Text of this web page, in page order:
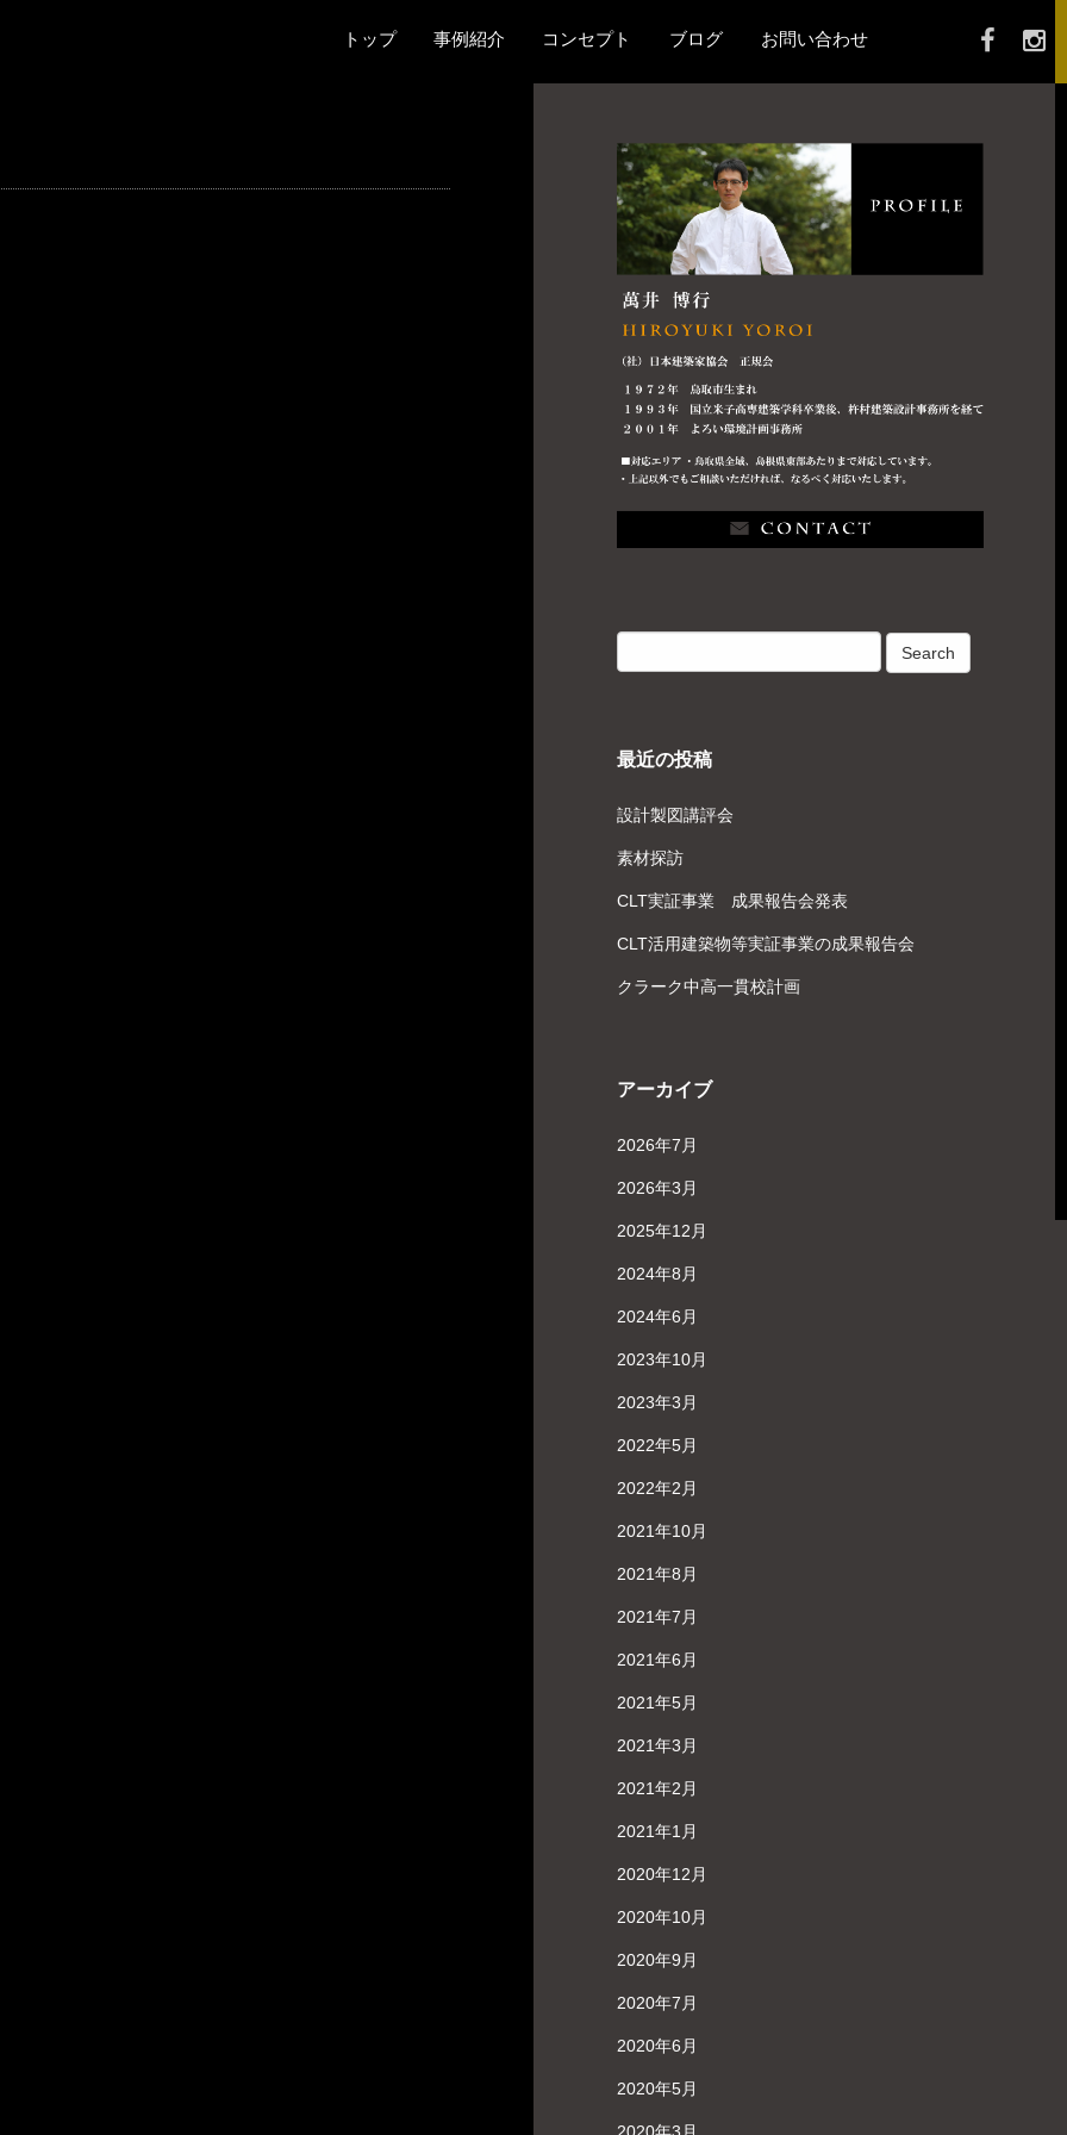
トップ 事例紹介 コンセプト ブログ お問い合わせ
最近の投稿
設計製図講評会
素材探訪
CLT実証事業 成果報告会発表
CLT活用建築物等実証事業の成果報告会
クラーク中高一貫校計画
アーカイブ
2026年7月
2026年3月
2025年12月
2024年8月
2024年6月
2023年10月
2023年3月
2022年5月
2022年2月
2021年10月
2021年8月
2021年7月
2021年6月
2021年5月
2021年3月
2021年2月
2021年1月
2020年12月
2020年10月
2020年9月
2020年7月
2020年6月
2020年5月